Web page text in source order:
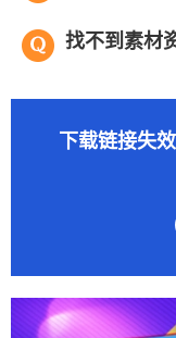
找不到素材
下载链接失